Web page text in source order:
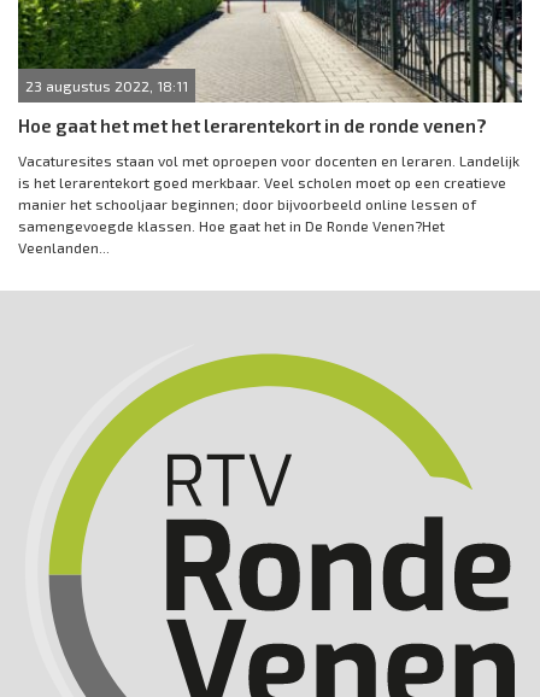
23 augustus 2022, 18:11
Hoe gaat het met het lerarentekort in de ronde venen?
Vacaturesites staan vol met oproepen voor docenten en leraren. Landelijk
is het lerarentekort goed merkbaar. Veel scholen moet op een creatieve
manier het schooljaar beginnen; door bijvoorbeeld online lessen of
samengevoegde klassen. Hoe gaat het in De Ronde Venen?Het
Veenlanden...